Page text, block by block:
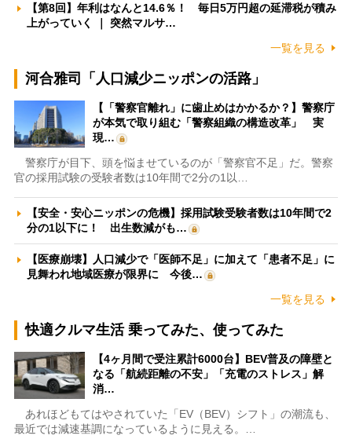
【第8回】年利はなんと14.6％！ 毎日5万円超の延滞税が積み
上がっていく ｜ 突然マルサ…
一覧を見る
河合雅司「人口減少ニッポンの活路」
【「警察官離れ」に歯止めはかかるか？】警察庁
が本気で取り組む「警察組織の構造改革」 実
現…
警察庁が目下、頭を悩ませているのが「警察官不足」だ。警察
官の採用試験の受験者数は10年間で2分の1以…
【安全・安心ニッポンの危機】採用試験受験者数は10年間で2
分の1以下に！ 出生数減がも…
【医療崩壊】人口減少で「医師不足」に加えて「患者不足」に
見舞われ地域医療が限界に 今後…
一覧を見る
快適クルマ生活 乗ってみた、使ってみた
【4ヶ月間で受注累計6000台】BEV普及の障壁と
なる「航続距離の不安」「充電のストレス」解
消…
あれほどもてはやされていた「EV（BEV）シフト」の潮流も、
最近では減速基調になっているように見える。…